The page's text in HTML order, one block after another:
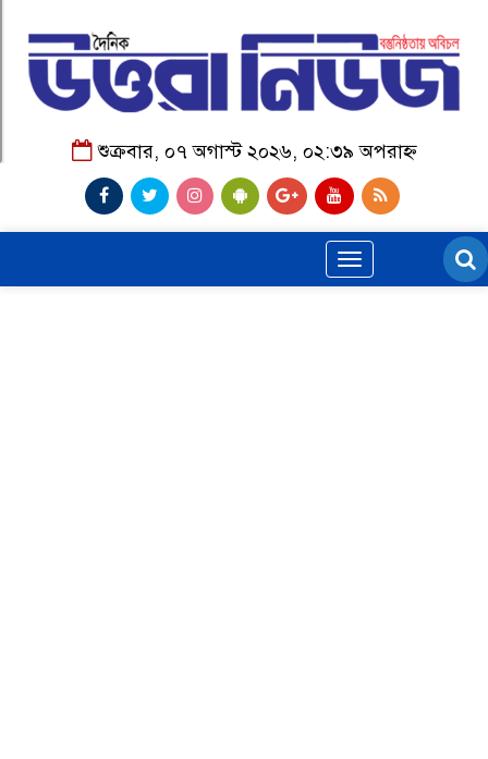
শুক্রবার, ০৭ অগাস্ট ২০২৬, ০২:৩৯ অপরাহ্ন
Toggle
navigation